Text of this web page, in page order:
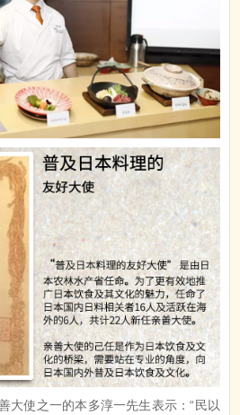
大使之一的本多淳一先生表示：“民以